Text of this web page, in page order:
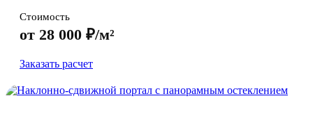
Стоимость
от 28 000 ₽/м²
Заказать расчет